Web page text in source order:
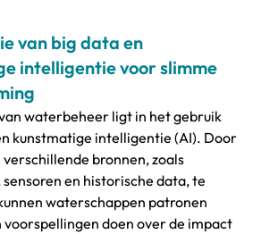
van big data en
intelligentie voor slimme
waterbeheer ligt in het gebruik
kunstmatige intelligentie (AI). Door
verschillende bronnen, zoals
en historische data, te
waterschappen patronen
voorspellingen doen over de impact